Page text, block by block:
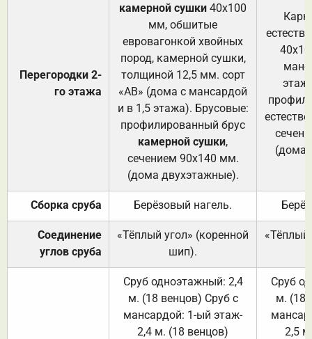
Перегородки 2-
го этажа
камерной сушки 40х100
мм, обшитые
евровагонкой хвойных
пород, камерной сушки,
толщиной 12,5 мм. сорт
«АВ» (дома с мансардой
и в 1,5 этажа). Брусовые:
профилированный брус
камерной сушки,
сечением 90х140 мм.
(дома двухэтажные).
(дома
Сборка сруба Берёзовый нагель.
Соединение
углов сруба
«Тёплый угол» (коренной
шип).
«Тёплый
Сруб одноэтажный: 2,4
м. (18 венцов) Сруб с
мансардой: 1-ый этаж-
2,4 м. (18 венцов)
Сруб
м. (18
2,5